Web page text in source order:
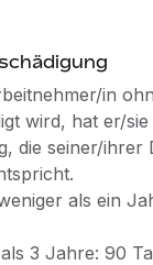
Marktführer
in
wird, hat er/
die seiner/ihrer
als ein
3 Jahre: 90